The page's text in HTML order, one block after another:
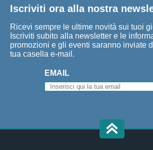
Iscriviti ora alla nostra
Ricevi sempre le ultime novità sui tuoi
Iscriviti subito alla newsletter e le
promozioni e gli eventi saranno inviate
tua casella e-mail.
EMAIL